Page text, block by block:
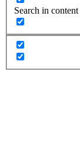
Search in content